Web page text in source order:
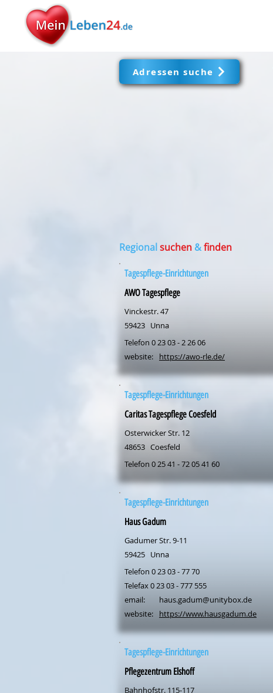
Adressen suche
Regional suchen &finden
Tagespflege-Einrichtungen
AWO Tagespflege
Vinckestr. 47
59423 Unna
Telefon 0 23 03 - 2 26 06
website:
https://awo-rle.de/
Tagespflege-Einrichtungen
Caritas Tagespflege Coesfeld
Osterwicker Str. 12
48653 Coesfeld
Telefon 0 25 41 - 72 05 41 60
Tagespflege-Einrichtungen
Haus Gadum
Gadumer Str. 9-11
59425 Unna
Telefon 0 23 03 - 77 70
Telefax 0 23 03 - 777 555
email:
website:
haus.gadum@unitybox.de
https://www.hausgadum.de
Tagespflege-Einrichtungen
Pflegezentrum Elshoff
Bahnhofstr. 115-117